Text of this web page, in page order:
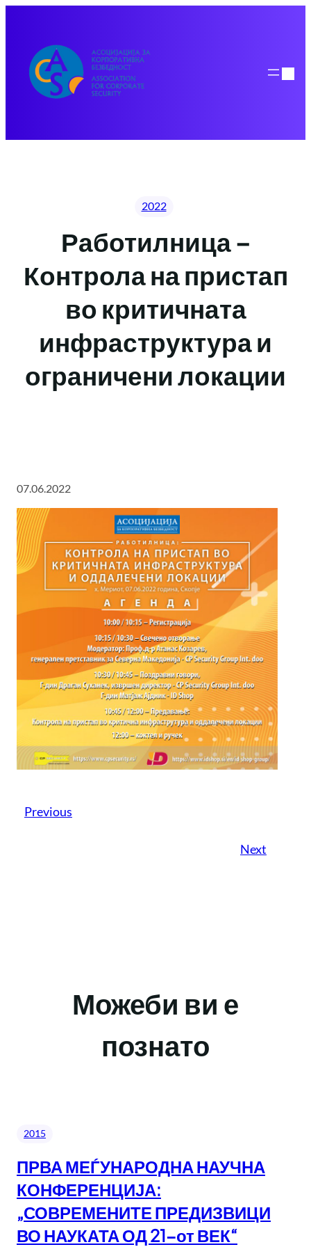
content
2022
Работилница –
Контрола на пристап
во критичната
инфраструктура и
ограничени локации
07.06.2022
Previous
Next
Можеби ви е
познато
2015
ПРВА МЕЃУНАРОДНА НАУЧНА
КОНФЕРЕНЦИЈА:
„СОВРЕМЕНИТЕ ПРЕДИЗВИЦИ
ВО НАУКАТА ОД 21-от ВЕК“